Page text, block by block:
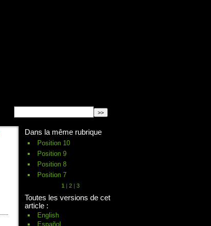
Dans la même rubrique
Position 10
Position 9
Position 8
Position 7
1 2 3
Toutes les versions de cet
article :
English
Español